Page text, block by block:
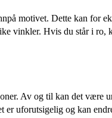
motivet. Dette kan for
vinkler. Hvis du står i ro,
Av og til kan det være
er uforutsigelig og kan